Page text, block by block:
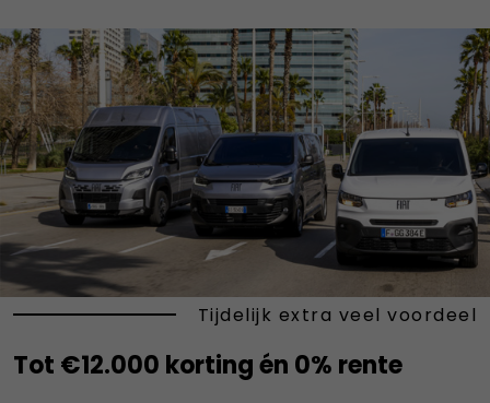
Fiat Business Days
Nu tot €12.000 korting en 5 jaar 0% rente op de
financiering
ONTDEK HET AANBOD
Tijdelijk extra veel voordeel
Tot €12.000 korting én 0% rente